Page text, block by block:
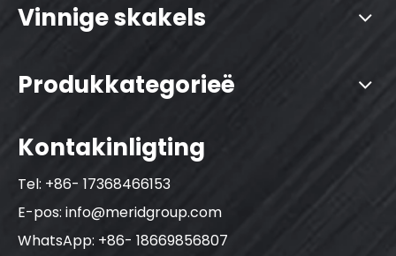
Vinnige skakels
Produkkategorieë
Kontakinligting
Tel: +86- 17368466153
E-pos: info@meridgroup.com
WhatsApp: +86- 18669856807